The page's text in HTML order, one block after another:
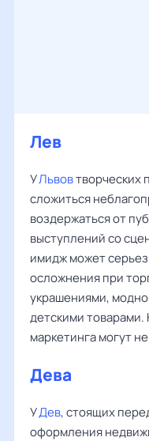
Лев
УЛьвовтворческих
сложиться
воздержаться от
выступлений со
имидж может
осложнения при
украшениями,
детскими товарами.
маркетинга могут
Дева
УДев, стоящих
оформления